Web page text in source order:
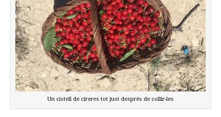
Un cistell de cireres tot just després de collir-les